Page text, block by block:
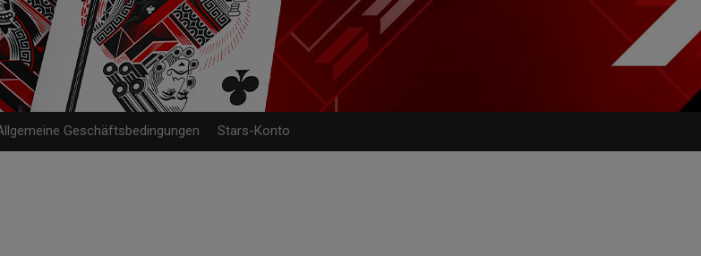
Geschäftsbedingungen Stars-Konto